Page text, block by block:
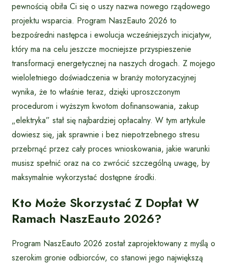
pewnością obiła Ci się o uszy nazwa nowego rządowego
projektu wsparcia. Program NaszEauto 2026 to
bezpośredni następca i ewolucja wcześniejszych inicjatyw,
który ma na celu jeszcze mocniejsze przyspieszenie
transformacji energetycznej na naszych drogach. Z mojego
wieloletniego doświadczenia w branży motoryzacyjnej
wynika, że to właśnie teraz, dzięki uproszczonym
procedurom i wyższym kwotom dofinansowania, zakup
„elektryka” stał się najbardziej opłacalny. W tym artykule
dowiesz się, jak sprawnie i bez niepotrzebnego stresu
przebrnąć przez cały proces wnioskowania, jakie warunki
musisz spełnić oraz na co zwrócić szczególną uwagę, by
maksymalnie wykorzystać dostępne środki.
Kto Może Skorzystać Z Dopłat W
Ramach NaszEauto 2026?
Program NaszEauto 2026 został zaprojektowany z myślą o
szerokim gronie odbiorców, co stanowi jego największą